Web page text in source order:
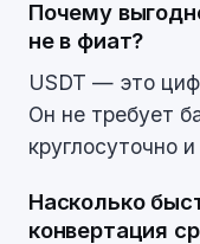
Почему
не в фиат?
USDT — это
Он не требует
круглосуточно
Насколько
конвертация